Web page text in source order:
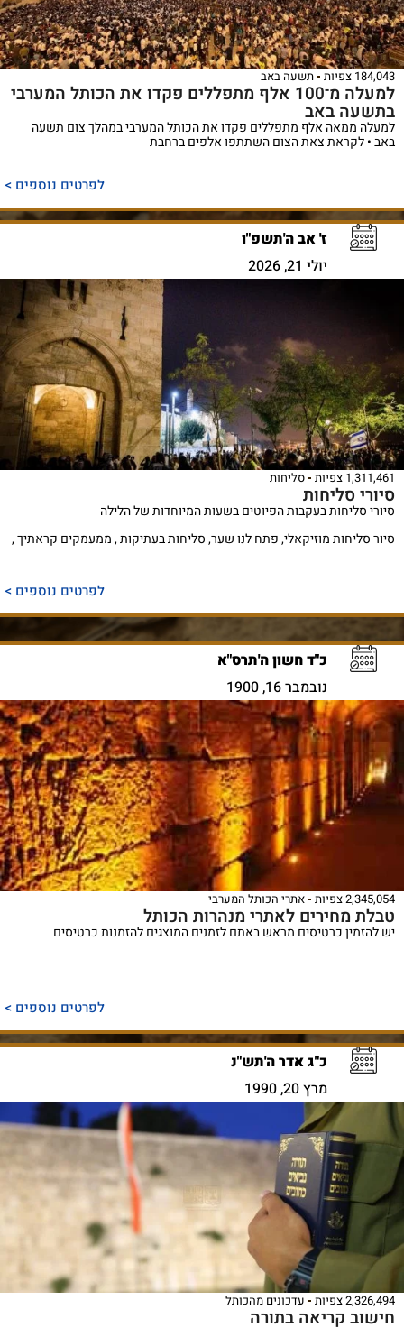
184,043 צפיות תשעה באב
למעלה מ־100 אלף מתפללים פקדו את הכותל המערבי
בתשעה באב
למעלה ממאה אלף מתפללים פקדו את הכותל המערבי במהלך צום תשעה
באב • לקראת צאת הצום השתתפו אלפים ברחבת
לפרטים נוספים >
ז' אב ה'תשפ"ו
יולי 21, 2026
1,311,461 צפיות סליחות
סיורי סליחות
סיורי סליחות בעקבות הפיוטים בשעות המיוחדות של הלילה
סיור סליחות מוזיקאלי, פתח לנו שער, סליחות בעתיקות , ממעמקים קראתיך ,
לפרטים נוספים >
כ"ד חשון ה'תרס"א
נובמבר 16, 1900
2,345,054 צפיות אתרי הכותל המערבי
טבלת מחירים לאתרי מנהרות הכותל
יש להזמין כרטיסים מראש באתם לזמנים המוצגים להזמנות כרטיסים
לפרטים נוספים >
כ"ג אדר ה'תש"נ
מרץ 20, 1990
2,326,494 צפיות עדכונים מהכותל
חישוב קריאה בתורה